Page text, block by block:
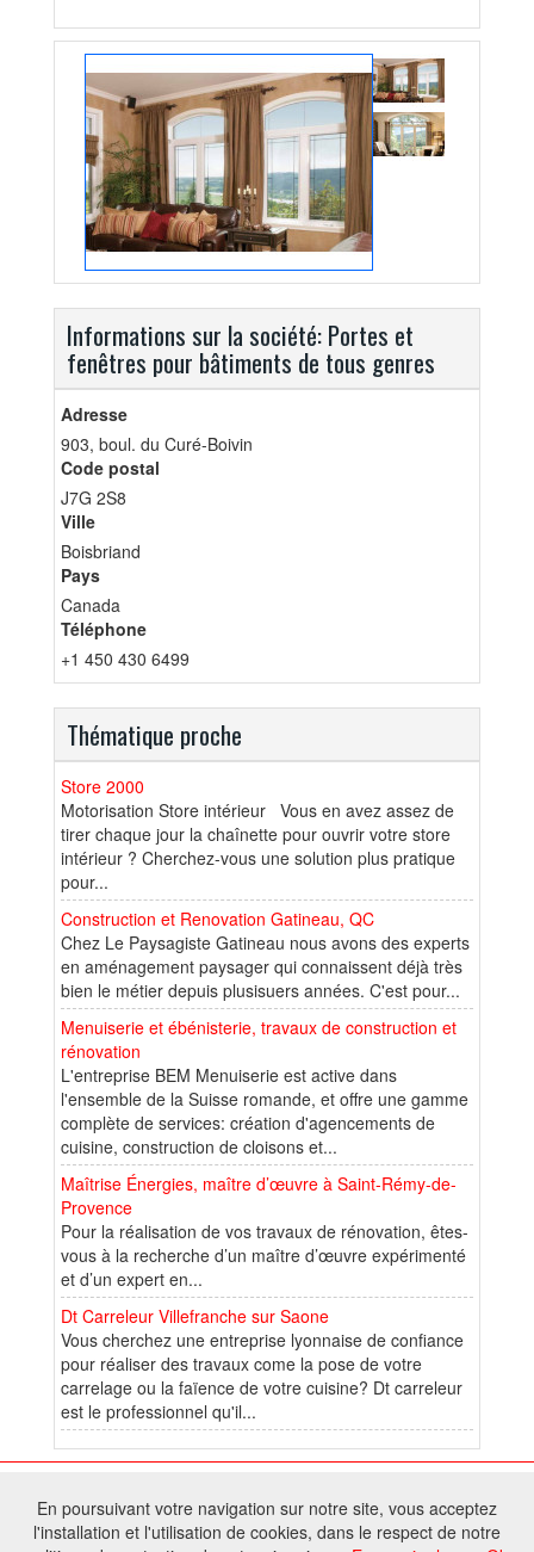
Informations sur la société: Portes et
fenêtres pour bâtiments de tous genres
Adresse
903, boul. du Curé-Boivin
Code postal
J7G 2S8
Ville
Boisbriand
Pays
Canada
Téléphone
+1 450 430 6499
Thématique proche
Store 2000
Motorisation Store intérieur Vous en avez assez de
tirer chaque jour la chaînette pour ouvrir votre store
intérieur ? Cherchez-vous une solution plus pratique
pour...
Construction et Renovation Gatineau, QC
Chez Le Paysagiste Gatineau nous avons des experts
en aménagement paysager qui connaissent déjà très
bien le métier depuis plusisuers années. C'est pour...
Menuiserie et ébénisterie, travaux de construction et
rénovation
L'entreprise BEM Menuiserie est active dans
l'ensemble de la Suisse romande, et offre une gamme
complète de services: création d'agencements de
cuisine, construction de cloisons et...
Maîtrise Énergies, maître d’œuvre à Saint-Rémy-de-
Provence
Pour la réalisation de vos travaux de rénovation, êtes-
vous à la recherche d’un maître d’œuvre expérimenté
et d’un expert en...
Dt Carreleur Villefranche sur Saone
Vous cherchez une entreprise lyonnaise de confiance
pour réaliser des travaux come la pose de votre
carrelage ou la faïence de votre cuisine? Dt carreleur
est le professionnel qu'il...
FontAwesome
Tous droits réservés - Toute reproduction du contenu de ce site, même
En poursuivant votre navigation sur notre site, vous acceptez
l'installation et l'utilisation de cookies, dans le respect de notre